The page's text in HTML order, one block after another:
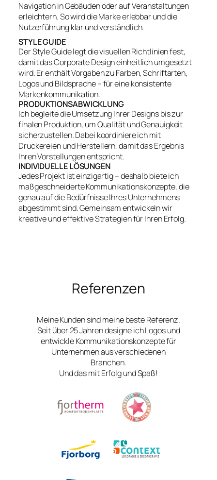
Navigation in Gebäuden oder auf Veranstaltungen
erleichtern. So wird die Marke erlebbar und die
Nutzerführung klar und verständlich.
STYLE GUIDE
Der Style Guide legt die visuellen Richtlinien fest,
damit das Corporate Design einheitlich umgesetzt
wird. Er enthält Vorgaben zu Farben, Schriftarten,
Logos und Bildsprache – für eine konsistente
Markenkommunikation.
PRODUKTIONSABWICKLUNG
Ich begleite die Umsetzung Ihrer Designs bis zur
finalen Produktion, um Qualität und Genauigkeit
sicherzustellen. Dabei koordiniere ich mit
Druckereien und Herstellern, damit das Ergebnis
Ihren Vorstellungen entspricht.
INDIVIDUELLE LÖSUNGEN
Jedes Projekt ist einzigartig – deshalb biete ich
maßgeschneiderte Kommunikationskonzepte, die
genau auf die Bedürfnisse Ihres Unternehmens
abgestimmt sind. Gemeinsam entwickeln wir
kreative und effektive Strategien für Ihren Erfolg.
Referenzen
Meine Kunden sind meine beste Referenz.
Seit über 25 Jahren designe ich Logos und
entwickle Kommunikationskonzepte für
Unternehmen aus verschiedenen
Branchen.
Und das mit Erfolg und Spaß!